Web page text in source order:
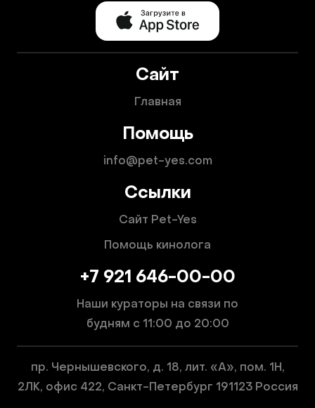
Сайт
Главная
Помощь
info@pet-yes.com
Ссылки
Сайт Pet-Yes
Помощь кинолога
+7 921 646-00-00
Наши кураторы на связи по
будням с 11:00 до 20:00
пр. Чернышевского, д. 18, лит. «А», пом. 1Н,
2ЛК, офис 422, Санкт-Петербург 191123 Россия